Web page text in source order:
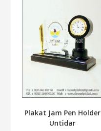
Plakat Jam Pen Holder
Untidar